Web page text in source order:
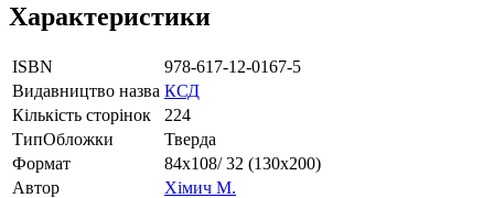
Характеристики
ISBN
978-617-12-0167-5
Видавництво назва КСД
Кількість сторінок
224
ТипОбложки
Тверда
Формат
84х108/ 32 (130х200)
Автор
Хімич М.